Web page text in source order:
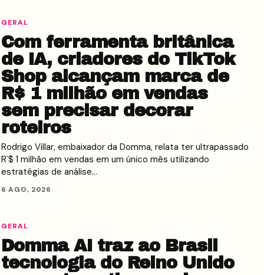
GERAL
Com ferramenta britânica
de IA, criadores do TikTok
Shop alcançam marca de
R$ 1 milhão em vendas
sem precisar decorar
roteiros
Rodrigo Villar, embaixador da Domma, relata ter ultrapassado
R`$ 1 milhão em vendas em um único mês utilizando
estratégias de análise…
6 AGO, 2026
GERAL
Domma AI traz ao Brasil
tecnologia do Reino Unido